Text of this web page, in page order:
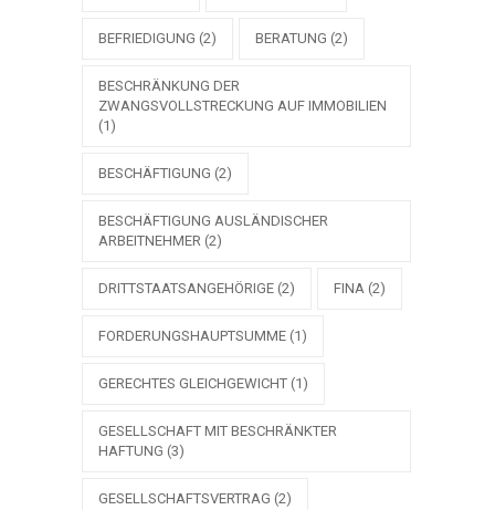
BEFRIEDIGUNG (2) BERATUNG (2)
BESCHRÄNKUNG DER
ZWANGSVOLLSTRECKUNG AUF IMMOBILIEN
(1)
BESCHÄFTIGUNG (2)
BESCHÄFTIGUNG AUSLÄNDISCHER
ARBEITNEHMER (2)
DRITTSTAATSANGEHÖRIGE (2) FINA (2)
FORDERUNGSHAUPTSUMME (1)
GERECHTES GLEICHGEWICHT (1)
GESELLSCHAFT MIT BESCHRÄNKTER
HAFTUNG (3)
GESELLSCHAFTSVERTRAG (2)